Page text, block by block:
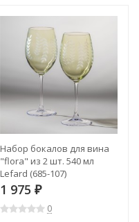
Набор бокалов для вина
"flora" из 2 шт. 540 мл
Lefard (685-107)
1 975 ₽
0